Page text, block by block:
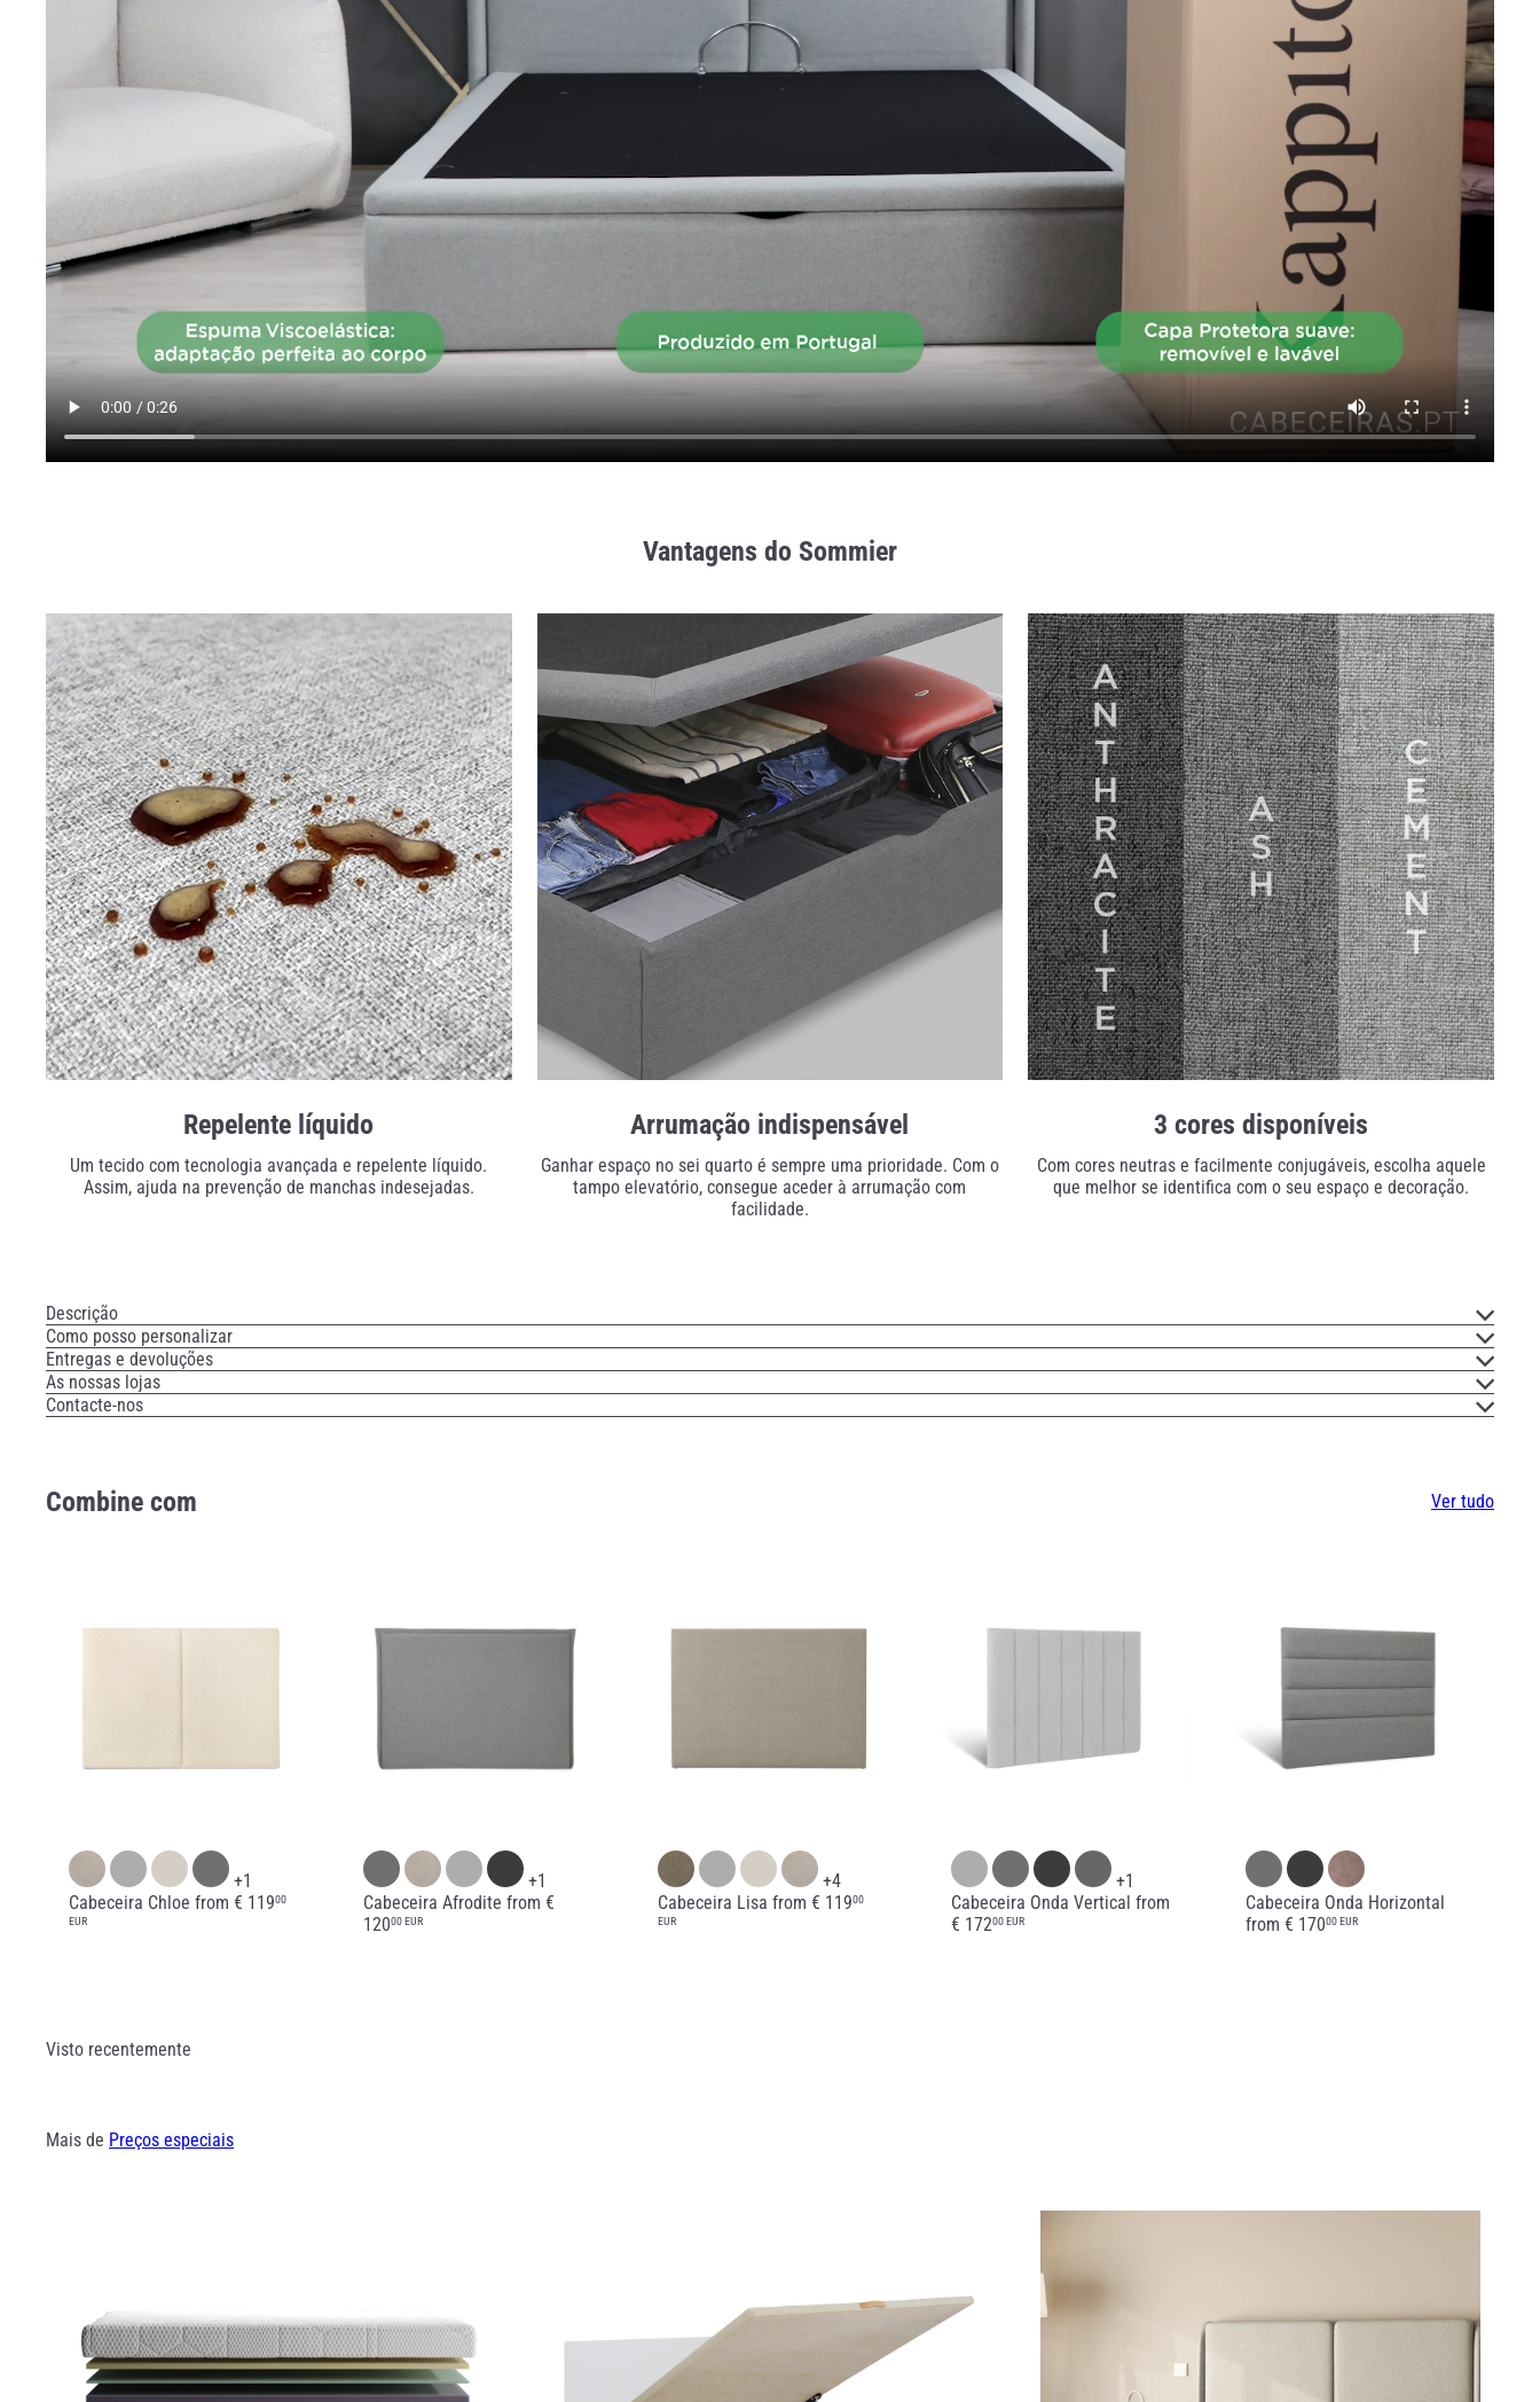
Vantagens do Sommier
Repelente líquido
Um tecido com tecnologia avançada e repelente líquido.
Assim, ajuda na prevenção de manchas indesejadas.
Arrumação indispensável
Ganhar espaço no sei quarto é sempre uma prioridade. Com o
tampo elevatório, consegue aceder à arrumação com
facilidade.
3 cores disponíveis
Com cores neutras e facilmente conjugáveis, escolha aquele
que melhor se identifica com o seu espaço e decoração.
Descrição
Como posso personalizar
Entregas e devoluções
As nossas lojas
Contacte-nos
Combine com Ver tudo
+1
Cabeceira Chloe from € 11900
EUR
+1
Cabeceira Afrodite from €
12000 EUR
+4
Cabeceira Lisa from € 11900
EUR
+1
Cabeceira Onda Verticalfrom
€ 17200 EUR
Cabeceira Onda Horizontal
from€ 17000 EUR
Visto recentemente
Mais de Preços especiais